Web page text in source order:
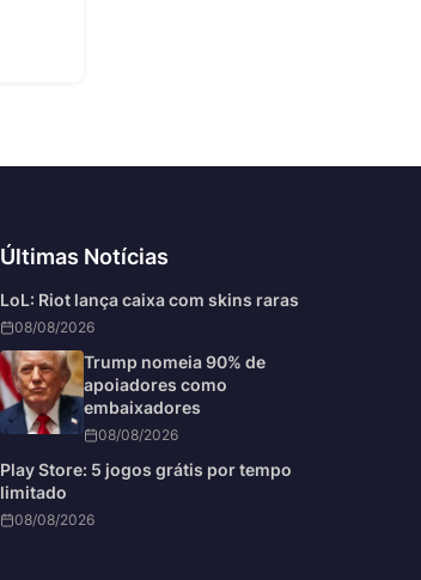
Últimas Notícias
LoL: Riot lança caixa com skins raras
08/08/2026
Trump nomeia 90% de
apoiadores como
embaixadores
08/08/2026
Play Store: 5 jogos grátis por tempo
limitado
08/08/2026